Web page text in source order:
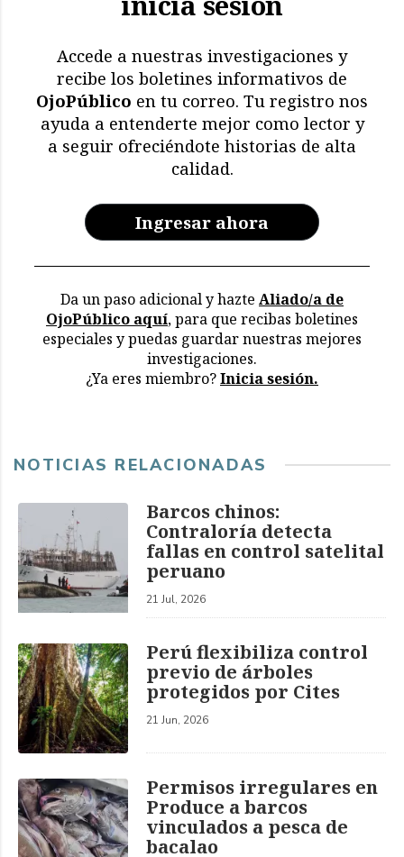
El impacto de El Niño: más
mamíferos marinos
muertos
Memoria en riesgo:
restricciones y deterioro
en los archivos de la CVR
Accede a nuestras investigaciones y
recibe los boletines informativos de
OjoPúblico en tu correo. Tu registro nos
ayuda a entenderte mejor como lector y
a seguir ofreciéndote historias de alta
calidad.
Ingresar ahora
Da un paso adicional y hazte Aliado/a de
OjoPúblico aquí, para que recibas boletines
especiales y puedas guardar nuestras mejores
investigaciones.
¿Ya eres miembro?Inicia sesión.
NOTICIAS RELACIONADAS
Barcos chinos:
Contraloría detecta
fallas en control satelital
peruano
21 Jul, 2026
Perú flexibiliza control
previo de árboles
protegidos por Cites
21 Jun, 2026
Permisos irregulares en
Produce a barcos
vinculados a pesca de
bacalao